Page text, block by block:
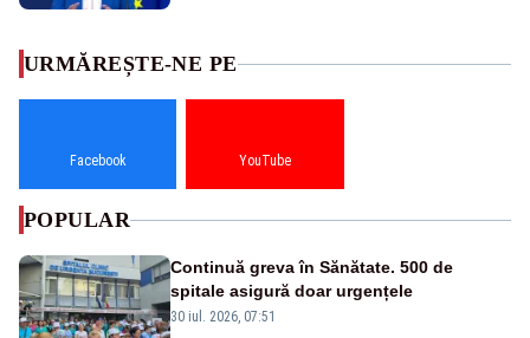
URMĂREȘTE-NE PE
Facebook YouTube
POPULAR
Continuă greva în Sănătate. 500 de
spitale asigură doar urgențele
30 iul. 2026, 07:51